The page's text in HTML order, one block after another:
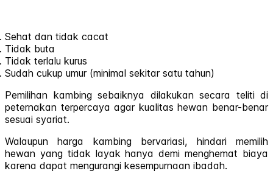
Sehat dan tidak cacat
Tidak buta
Tidak terlalu kurus
Sudah cukup umur (minimal sekitar satu tahun)
Pemilihan kambing sebaiknya dilakukan secara teliti di
peternakan terpercaya agar kualitas hewan benar-benar
sesuai syariat.
Walaupun harga kambing bervariasi, hindari memilih
hewan yang tidak layak hanya demi menghemat biaya
karena dapat mengurangi kesempurnaan ibadah.